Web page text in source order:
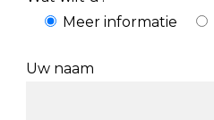
Meer informatie
Uw naam